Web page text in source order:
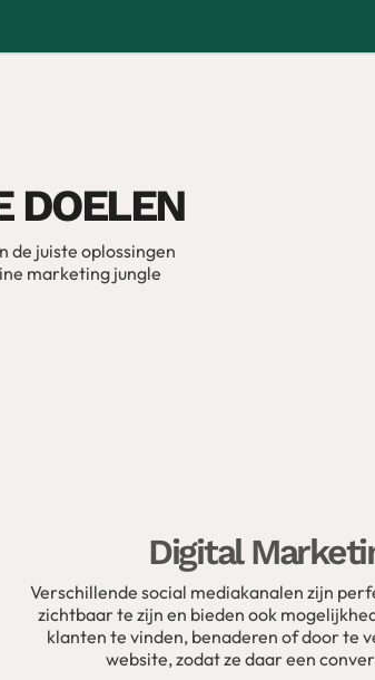
DOELEN
de juiste oplossingen
marketing jungle
Digital
Verschillende social mediakanalen zijn
zichtbaar te zijn en bieden ook
klanten te vinden, benaderen of door te
website, zodat ze daar een